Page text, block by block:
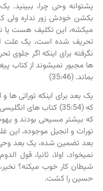
پشتوانه وحی چرا،
بکشن خودش زور نداره ولی
میکشه، این تکلیف هست یا
تحریف شده است، یک علت
نگرفته برای اینکه اگر جلوی
ها مجبور نمیشوند از کتاب
بماند. (35:46)
یک بعد برای اینکه توراتی
تورات و انجیل موجوده، این
بعد تضمین شده، یک بعد وحی
نمیخواد، اولا، ثانیا، قول
شیطان کار خوب میکنه؟
حسین را کشت.